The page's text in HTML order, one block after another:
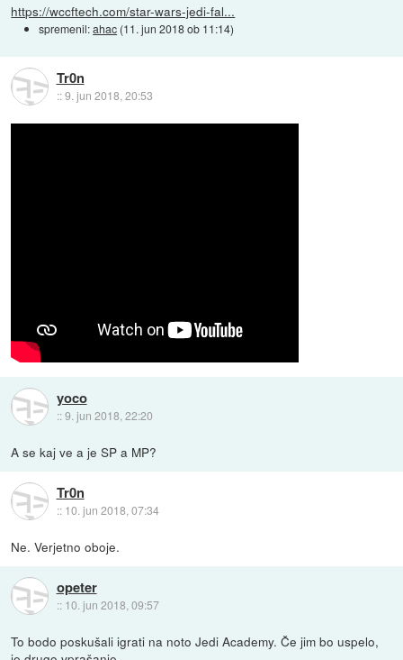
https://wccftech.com/star-wars-jedi-fal...
spremenil:ahac (11. jun 2018 ob 11:14)
Tr0n
::9. jun 2018, 20:53
yoco
::9. jun 2018, 22:20
A se kaj ve a je SP a MP?
Tr0n
:: 10. jun 2018, 07:34
Ne. Verjetno oboje.
opeter
:: 10. jun 2018, 09:57
To bodo poskušali igrati na noto Jedi Academy. Če jim bo uspelo,